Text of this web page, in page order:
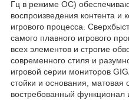
Гц в режиме OC)
воспроизведения контента и
игрового процесса.
самого плавного игрового
всех элементов и строгие
современного стиля и
игровой серии мониторов
стойки и основания, матовая
востребованный